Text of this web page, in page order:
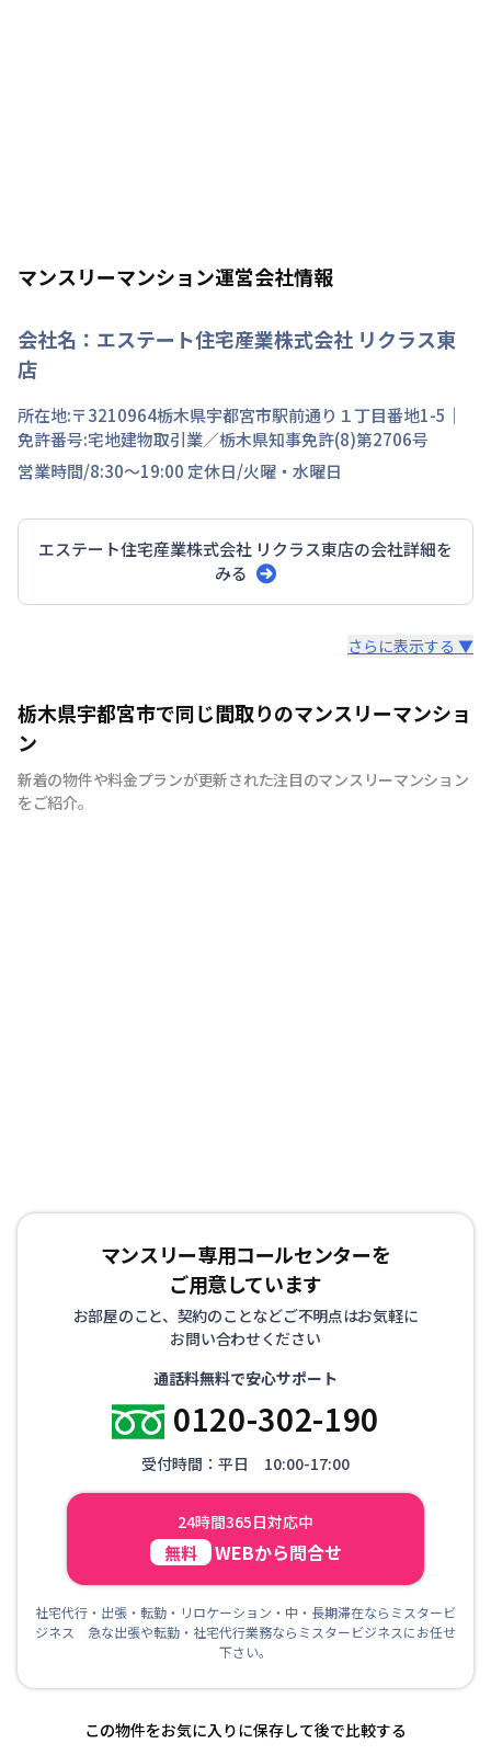
マンスリーマンション運営会社情報
会社名： エステート住宅産業株式会社 リクラス東
店
所在地:〒3210964栃木県宇都宮市駅前通り １丁目番地1-5 ｜
免許番号:宅地建物取引業／栃木県知事免許(8)第2706号
営業時間/8:30～19:00 定休日/火曜・水曜日
エステート住宅産業株式会社 リクラス東店の会社詳細を
みる
ＪＲ宇都宮駅徒歩圏物件を多数運営しております。 設置
備品数８０品目・インターネット環境完備！快適と評価い
ただいております。 お問い合わせお待ちしております。
さらに表示する ▼
栃木県宇都宮市で同じ間取りのマンスリーマンショ
ン
新着の物件や料金プランが更新された注目のマンスリーマンション
をご紹介。
マンスリー専用コールセンターを
ご用意しています
お部屋のこと、契約のことなどご不明点はお気軽に
お問い合わせください
通話料無料で安心サポート
0120-302-190
受付時間：平日 10:00-17:00
24時間365日対応中
無料 WEBから問合せ
社宅代行・出張・転勤・リロケーション・中・長期滞在ならミスタービ
ジネス 急な出張や転勤・社宅代行業務ならミスタービジネスにお任せ
下さい。
この物件をお気に入りに保存して後で比較する